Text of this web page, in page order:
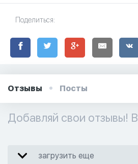
Поделиться:
Отзывы Посты
Добавляй свои отзывы! В
загрузить еще